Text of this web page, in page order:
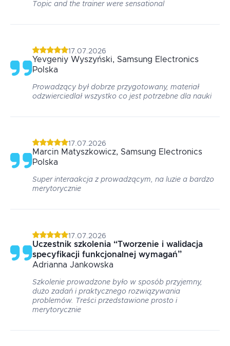
Topic and the trainer were sensational
17.07.2026
Yevgeniy Wyszyński, Samsung Electronics
Polska
Prowadzący był dobrze przygotowany, materiał
odzwierciedlał wszystko co jest potrzebne dla nauki
17.07.2026
Marcin Matyszkowicz, Samsung Electronics
Polska
Super interaakcja z prowadzącym, na luzie a bardzo
merytorycznie
17.07.2026
Uczestnik szkolenia “Tworzenie i walidacja
specyfikacji funkcjonalnej wymagań”
Adrianna Jankowska
Szkolenie prowadzone było w sposób przyjemny,
dużo zadań i praktycznego rozwiązywania
problemów. Treści przedstawione prosto i
merytorycznie